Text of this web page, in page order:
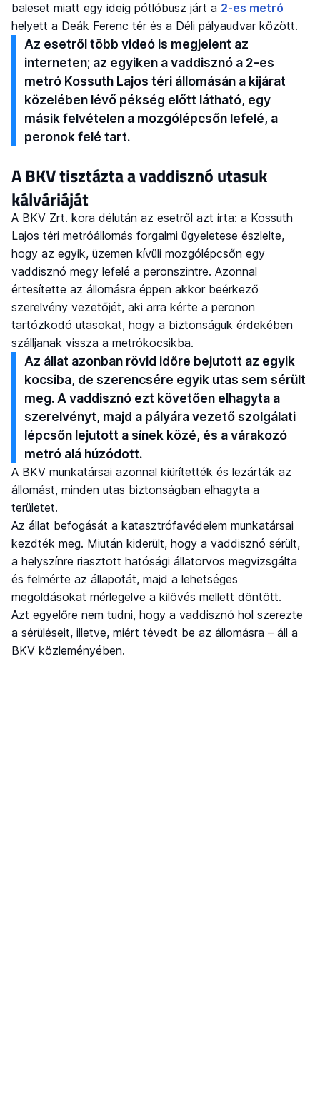
baleset miatt egy ideig pótlóbusz járt a 2-es metró
helyett a Deák Ferenc tér és a Déli pályaudvar között.
Az esetről több videó is megjelent az
interneten; az egyiken a vaddisznó a 2-es
metró Kossuth Lajos téri állomásán a kijárat
közelében lévő pékség előtt látható, egy
másik felvételen a mozgólépcsőn lefelé, a
peronok felé tart.
A BKV tisztázta a vaddisznó utasuk
kálváriáját
A BKV Zrt. kora délután az esetről azt írta: a Kossuth
Lajos téri metróállomás forgalmi ügyeletese észlelte,
hogy az egyik, üzemen kívüli mozgólépcsőn egy
vaddisznó megy lefelé a peronszintre. Azonnal
értesítette az állomásra éppen akkor beérkező
szerelvény vezetőjét, aki arra kérte a peronon
tartózkodó utasokat, hogy a biztonságuk érdekében
szálljanak vissza a metrókocsikba.
Az állat azonban rövid időre bejutott az egyik
kocsiba, de szerencsére egyik utas sem sérült
meg. A vaddisznó ezt követően elhagyta a
szerelvényt, majd a pályára vezető szolgálati
lépcsőn lejutott a sínek közé, és a várakozó
metró alá húzódott.
A BKV munkatársai azonnal kiürítették és lezárták az
állomást, minden utas biztonságban elhagyta a
területet.
Az állat befogását a katasztrófavédelem munkatársai
kezdték meg. Miután kiderült, hogy a vaddisznó sérült,
a helyszínre riasztott hatósági állatorvos megvizsgálta
és felmérte az állapotát, majd a lehetséges
megoldásokat mérlegelve a kilövés mellett döntött.
Azt egyelőre nem tudni, hogy a vaddisznó hol szerezte
a sérüléseit, illetve, miért tévedt be az állomásra – áll a
BKV közleményében.